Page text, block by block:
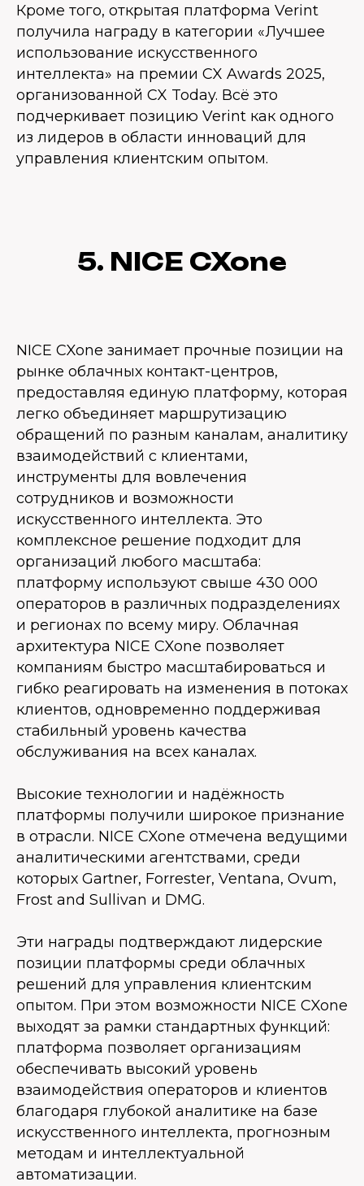
Кроме того, открытая платформа Verint
получила награду в категории «Лучшее
использование искусственного
интеллекта» на премии CX Awards 2025,
организованной CX Today. Всё это
подчеркивает позицию Verint как одного
из лидеров в области инноваций для
управления клиентским опытом.
5. NICE CXone
NICE CXone занимает прочные позиции на
рынке облачных контакт-центров,
предоставляя единую платформу, которая
легко объединяет маршрутизацию
обращений по разным каналам, аналитику
взаимодействий с клиентами,
инструменты для вовлечения
сотрудников и возможности
искусственного интеллекта. Это
комплексное решение подходит для
организаций любого масштаба:
платформу используют свыше 430 000
операторов в различных подразделениях
и регионах по всему миру. Облачная
архитектура NICE CXone позволяет
компаниям быстро масштабироваться и
гибко реагировать на изменения в потоках
клиентов, одновременно поддерживая
стабильный уровень качества
обслуживания на всех каналах.
Высокие технологии и надёжность
платформы получили широкое признание
в отрасли. NICE CXone отмечена ведущими
аналитическими агентствами, среди
которых Gartner, Forrester, Ventana, Ovum,
Frost and Sullivan и DMG.
Эти награды подтверждают лидерские
позиции платформы среди облачных
решений для управления клиентским
опытом. При этом возможности NICE CXone
выходят за рамки стандартных функций:
платформа позволяет организациям
обеспечивать высокий уровень
взаимодействия операторов и клиентов
благодаря глубокой аналитике на базе
искусственного интеллекта, прогнозным
методам и интеллектуальной
автоматизации.